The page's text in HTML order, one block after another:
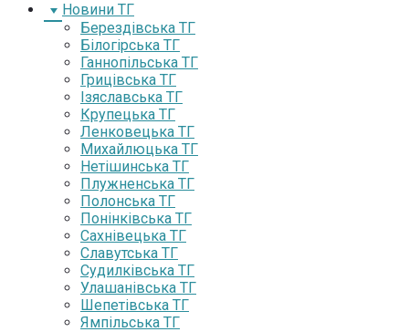
Новини ТГ
Берездівська ТГ
Білогірська ТГ
Ганнопільська ТГ
Грицівська ТГ
Ізяславська ТГ
Крупецька ТГ
Ленковецька ТГ
Михайлюцька ТГ
Нетішинська ТГ
Плужненська ТГ
Полонська ТГ
Понінківська ТГ
Сахнівецька ТГ
Славутська ТГ
Судилківська ТГ
Улашанівська ТГ
Шепетівська ТГ
Ямпільська ТГ